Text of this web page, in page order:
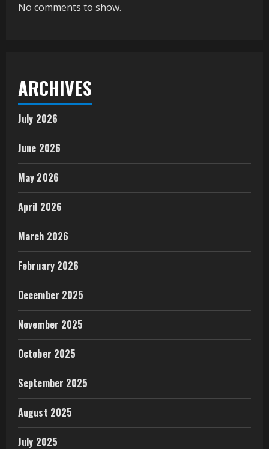
No comments to show.
ARCHIVES
July 2026
June 2026
May 2026
April 2026
March 2026
February 2026
December 2025
November 2025
October 2025
September 2025
August 2025
July 2025